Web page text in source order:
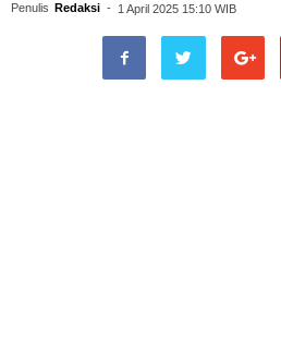
Penulis Redaksi - 1 April 2025 15:10 WIB